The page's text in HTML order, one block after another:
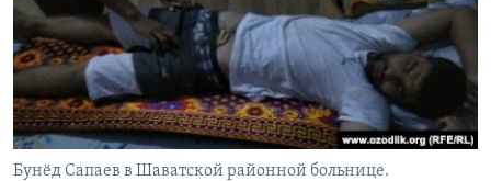
Бунёд Сапаев в Шаватской районной больнице.